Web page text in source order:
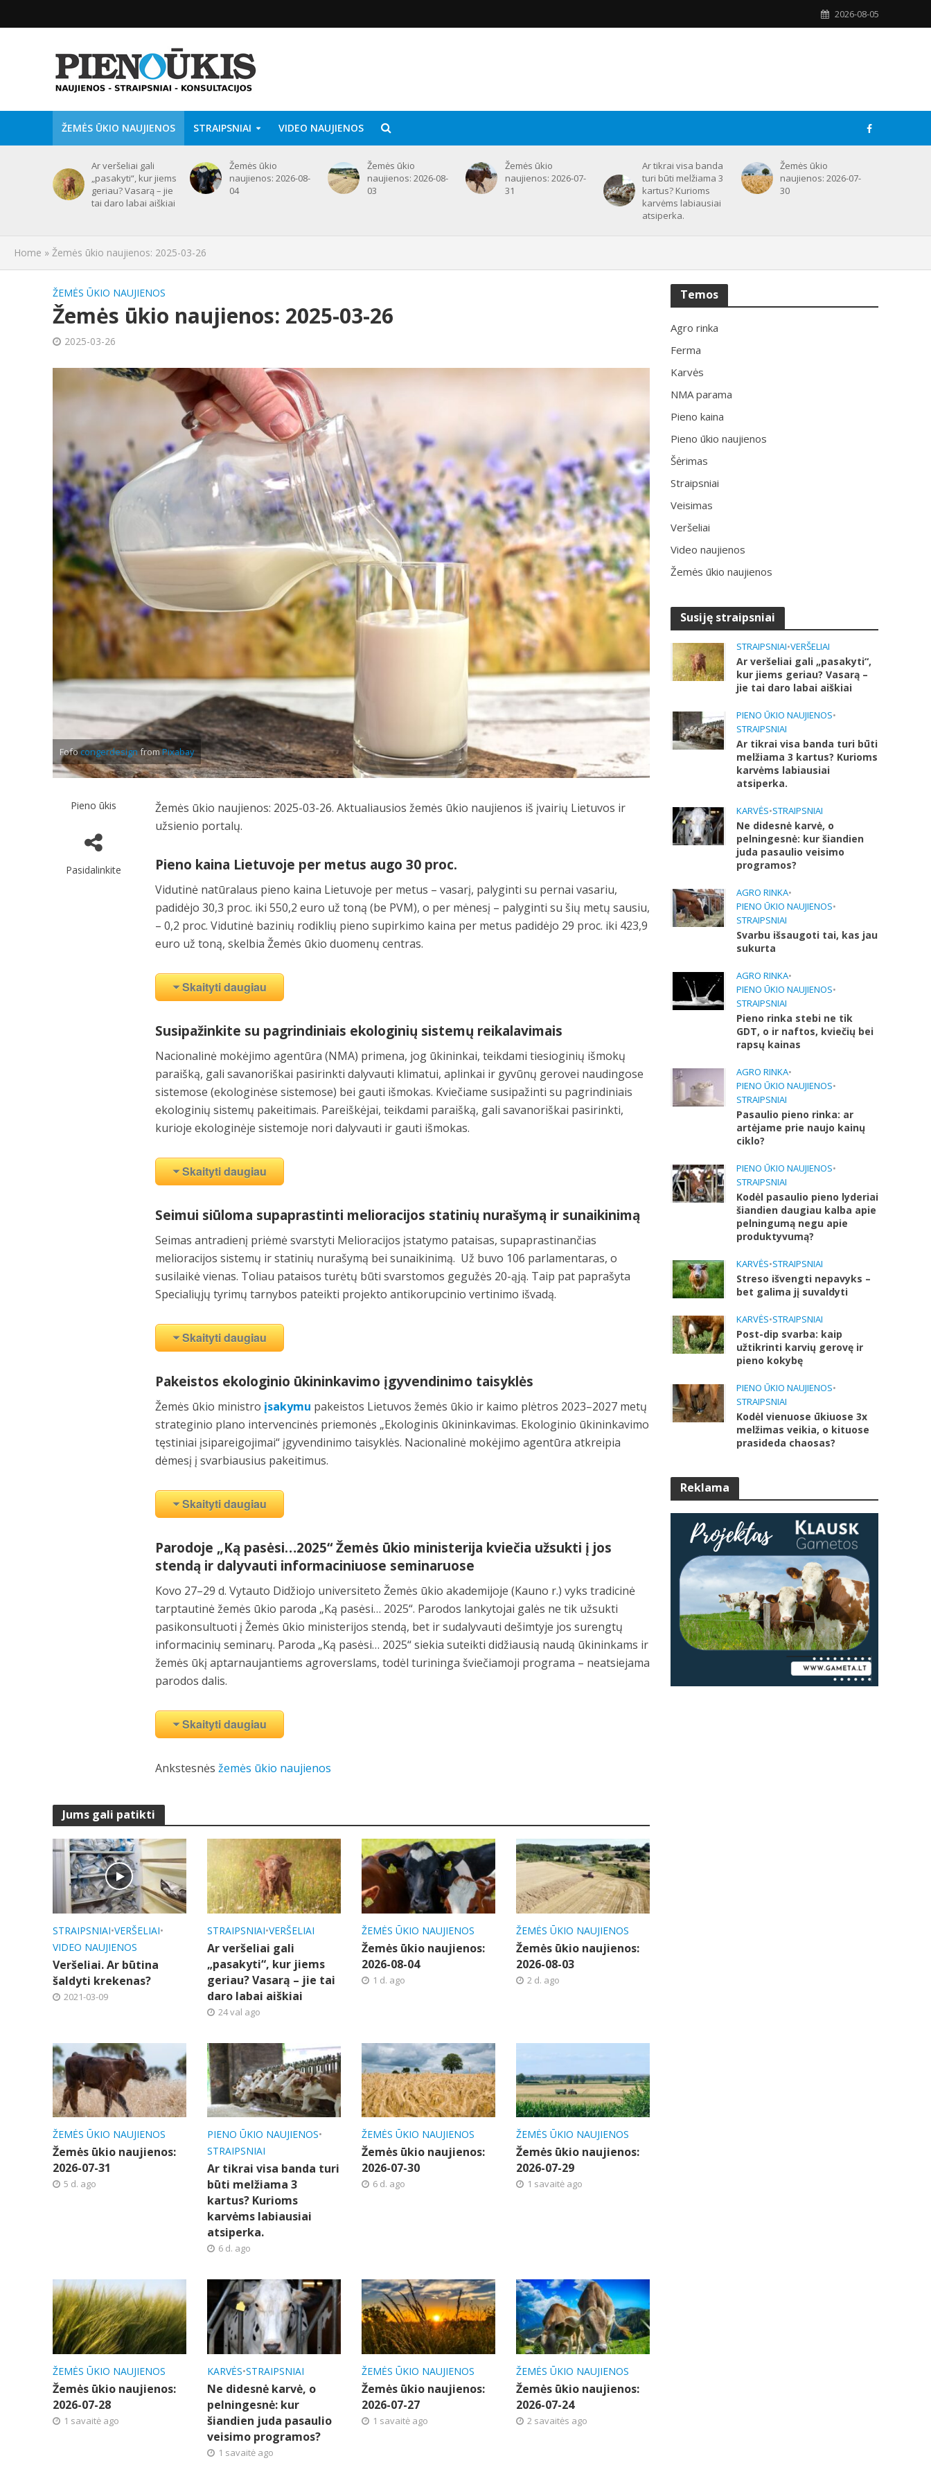
2026-08-05
ŽEMĖS ŪKIO NAUJIENOS STRAIPSNIAI VIDEO NAUJIENOS
Ar veršeliai gali
„pasakyti“, kur jiems
geriau? Vasarą – jie
tai daro labai aiškiai
Žemės ūkio
naujienos: 2026-08-
04
Žemės ūkio
naujienos: 2026-08-
03
Žemės ūkio
naujienos: 2026-07-
31
Ar tikrai visa banda
turi būti melžiama 3
kartus? Kurioms
karvėms labiausiai
atsiperka.
Žemės ūkio
naujienos: 2026-07-
30
Home » Žemės ūkio naujienos: 2025-03-26
ŽEMĖS ŪKIO NAUJIENOS
Žemės ūkio naujienos: 2025-03-26
2025-03-26
FofocongerdesignfromPixabay
Pieno ūkis
Pasidalinkite
Žemės ūkio naujienos: 2025-03-26. Aktualiausios žemės ūkio naujienos iš įvairių Lietuvos ir
užsienio portalų.
Pieno kaina Lietuvoje per metus augo 30 proc.
Vidutinė natūralaus pieno kaina Lietuvoje per metus – vasarį, palyginti su pernai vasariu,
padidėjo 30,3 proc. iki 550,2 euro už toną (be PVM), o per mėnesį – palyginti su šių metų sausiu,
– 0,2 proc. Vidutinė bazinių rodiklių pieno supirkimo kaina per metus padidėjo 29 proc. iki 423,9
euro už toną, skelbia Žemės ūkio duomenų centras.
Skaityti daugiau
Susipažinkite su pagrindiniais ekologinių sistemų reikalavimais
Nacionalinė mokėjimo agentūra (NMA) primena, jog ūkininkai, teikdami tiesioginių išmokų
paraišką, gali savanoriškai pasirinkti dalyvauti klimatui, aplinkai ir gyvūnų gerovei naudingose
sistemose (ekologinėse sistemose) bei gauti išmokas. Kviečiame susipažinti su pagrindiniais
ekologinių sistemų pakeitimais. Pareiškėjai, teikdami paraišką, gali savanoriškai pasirinkti,
kurioje ekologinėje sistemoje nori dalyvauti ir gauti išmokas.
Skaityti daugiau
Seimui siūloma supaprastinti melioracijos statinių nurašymą ir sunaikinimą
Seimas antradienį priėmė svarstyti Melioracijos įstatymo pataisas, supaprastinančias
melioracijos sistemų ir statinių nurašymą bei sunaikinimą. Už buvo 106 parlamentaras, o
susilaikė vienas. Toliau pataisos turėtų būti svarstomos gegužės 20-ąją. Taip pat paprašyta
Specialiųjų tyrimų tarnybos pateikti projekto antikorupcinio vertinimo išvadą.
Skaityti daugiau
Pakeistos ekologinio ūkininkavimo įgyvendinimo taisyklės
Žemės ūkio ministro įsakymu pakeistos Lietuvos žemės ūkio ir kaimo plėtros 2023–2027 metų
strateginio plano intervencinės priemonės „Ekologinis ūkininkavimas. Ekologinio ūkininkavimo
tęstiniai įsipareigojimai“ įgyvendinimo taisyklės. Nacionalinė mokėjimo agentūra atkreipia
dėmesį į svarbiausius pakeitimus.
Skaityti daugiau
Parodoje „Ką pasėsi…2025“ Žemės ūkio ministerija kviečia užsukti į jos
stendą ir dalyvauti informaciniuose seminaruose
Kovo 27–29 d. Vytauto Didžiojo universiteto Žemės ūkio akademijoje (Kauno r.) vyks tradicinė
tarptautinė žemės ūkio paroda „Ką pasėsi… 2025“. Parodos lankytojai galės ne tik užsukti
pasikonsultuoti į Žemės ūkio ministerijos stendą, bet ir sudalyvauti dešimtyje jos surengtų
informacinių seminarų. Paroda „Ką pasėsi… 2025“ siekia suteikti didžiausią naudą ūkininkams ir
žemės ūkį aptarnaujantiems agroverslams, todėl turininga šviečiamoji programa – neatsiejama
parodos dalis.
Skaityti daugiau
Ankstesnėsžemės ūkio naujienos
Jums gali patikti
STRAIPSNIAI•VERŠELIAI•
VIDEO NAUJIENOS
Veršeliai. Ar būtina
šaldyti krekenas?
2021-03-09
STRAIPSNIAI•VERŠELIAI
Ar veršeliai gali
„pasakyti“, kur jiems
geriau? Vasarą – jie tai
daro labai aiškiai
24 val ago
ŽEMĖS ŪKIO NAUJIENOS
Žemės ūkio naujienos:
2026-08-04
1 d. ago
ŽEMĖS ŪKIO NAUJIENOS
Žemės ūkio naujienos:
2026-08-03
2 d. ago
ŽEMĖS ŪKIO NAUJIENOS
Žemės ūkio naujienos:
2026-07-31
5 d. ago
PIENO ŪKIO NAUJIENOS•
STRAIPSNIAI
Ar tikrai visa banda turi
būti melžiama 3
kartus? Kurioms
karvėms labiausiai
atsiperka.
6 d. ago
ŽEMĖS ŪKIO NAUJIENOS
Žemės ūkio naujienos:
2026-07-30
6 d. ago
ŽEMĖS ŪKIO NAUJIENOS
Žemės ūkio naujienos:
2026-07-29
1 savaitė ago
ŽEMĖS ŪKIO NAUJIENOS
Žemės ūkio naujienos:
2026-07-28
1 savaitė ago
KARVĖS•STRAIPSNIAI
Ne didesnė karvė, o
pelningesnė: kur
šiandien juda pasaulio
veisimo programos?
1 savaitė ago
ŽEMĖS ŪKIO NAUJIENOS
Žemės ūkio naujienos:
2026-07-27
1 savaitė ago
ŽEMĖS ŪKIO NAUJIENOS
Žemės ūkio naujienos:
2026-07-24
2 savaitės ago
Temos
Agro rinka
Ferma
Karvės
NMA parama
Pieno kaina
Pieno ūkio naujienos
Šėrimas
Straipsniai
Veisimas
Veršeliai
Video naujienos
Žemės ūkio naujienos
Susiję straipsniai
STRAIPSNIAI•VERŠELIAI
Ar veršeliai gali „pasakyti“,
kur jiems geriau? Vasarą –
jie tai daro labai aiškiai
PIENO ŪKIO NAUJIENOS•
STRAIPSNIAI
Ar tikrai visa banda turi būti
melžiama 3 kartus? Kurioms
karvėms labiausiai
atsiperka.
KARVĖS•STRAIPSNIAI
Ne didesnė karvė, o
pelningesnė: kur šiandien
juda pasaulio veisimo
programos?
AGRO RINKA•
PIENO ŪKIO NAUJIENOS•
STRAIPSNIAI
Svarbu išsaugoti tai, kas jau
sukurta
AGRO RINKA•
PIENO ŪKIO NAUJIENOS•
STRAIPSNIAI
Pieno rinka stebi ne tik
GDT, o ir naftos, kviečių bei
rapsų kainas
AGRO RINKA•
PIENO ŪKIO NAUJIENOS•
STRAIPSNIAI
Pasaulio pieno rinka: ar
artėjame prie naujo kainų
ciklo?
PIENO ŪKIO NAUJIENOS•
STRAIPSNIAI
Kodėl pasaulio pieno lyderiai
šiandien daugiau kalba apie
pelningumą negu apie
produktyvumą?
KARVĖS•STRAIPSNIAI
Streso išvengti nepavyks –
bet galima jį suvaldyti
KARVĖS•STRAIPSNIAI
Post-dip svarba: kaip
užtikrinti karvių gerovę ir
pieno kokybę
PIENO ŪKIO NAUJIENOS•
STRAIPSNIAI
Kodėl vienuose ūkiuose 3x
melžimas veikia, o kituose
prasideda chaosas?
Reklama